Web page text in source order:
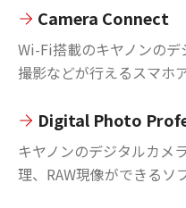
Camera Connect
Wi-Fi搭載のキヤノンの
撮影などが行えるスマホ
Digital Photo
キヤノンのデジタルカメ
理、RAW現像ができるソ